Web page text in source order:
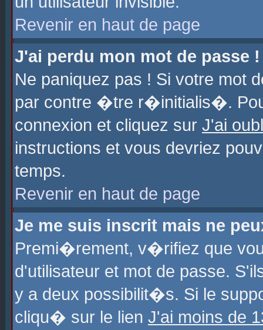
Revenir en haut de page
J'ai perdu mon mot de passe !
Ne paniquez pas ! Si votre
par contre �tre r�initialis�.
connexion et cliquez sur J'ai
instructions et vous devriez
temps.
Revenir en haut de page
Je me suis inscrit mais ne
Premi�rement, v�rifiez que
d'utilisateur et mot de passe.
y a deux possibilit�s. Si le
cliqu� sur le lien J'ai moins de